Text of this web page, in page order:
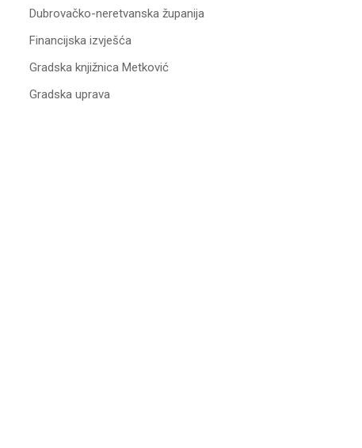
Dubrovačko-neretvanska županija
Financijska izvješća
Gradska knjižnica Metković
Gradska uprava